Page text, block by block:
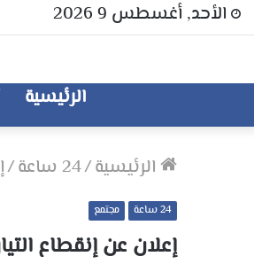
الأحد, أغسطس 9 2026
الرئيسية
الرئيسية/24 ساعة /
24 ساعة مجتمع
إعلان عن إنقطاع